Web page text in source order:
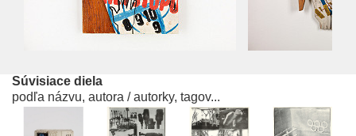
Súvisiace diela
podľa názvu, autora / autorky, tagov...